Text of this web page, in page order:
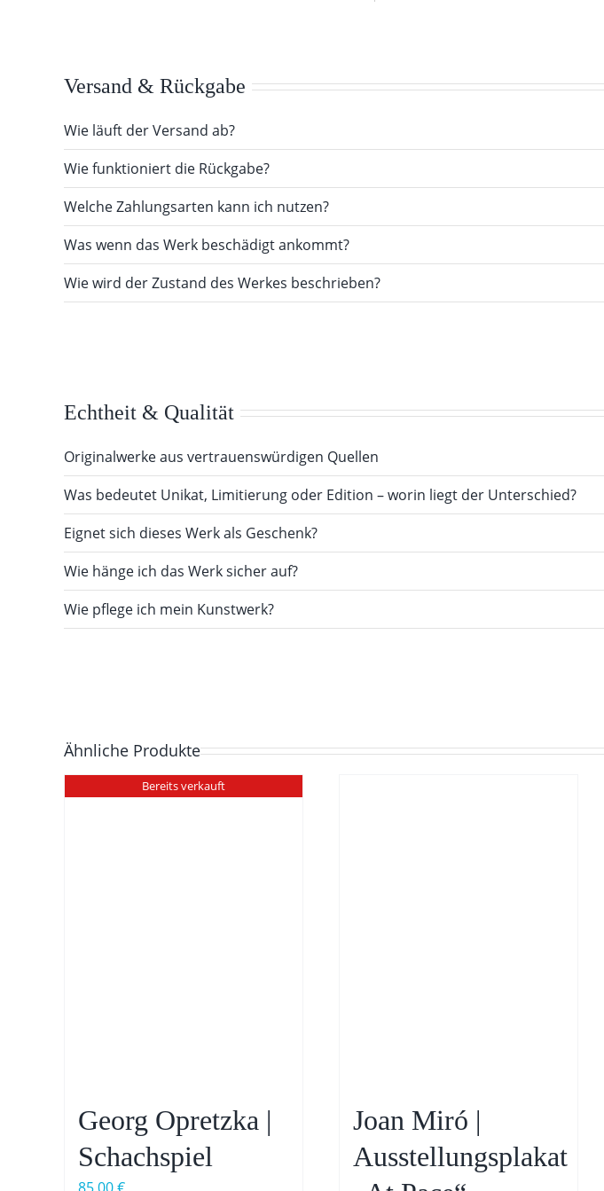
Versand & Rückgabe
Wie läuft der Versand ab?
Wie funktioniert die Rückgabe?
Welche Zahlungsarten kann ich nutzen?
Was wenn das Werk beschädigt ankommt?
Wie wird der Zustand des Werkes beschrieben?
Echtheit & Qualität
Originalwerke aus vertrauenswürdigen Quellen
Was bedeutet Unikat, Limitierung oder Edition – worin liegt der Unterschied?
Eignet sich dieses Werk als Geschenk?
Wie hänge ich das Werk sicher auf?
Wie pflege ich mein Kunstwerk?
Ähnliche Produkte
Bereits verkauft
Georg Opretzka |
Schachspiel
Joan Miró |
Ausstellungsplakat